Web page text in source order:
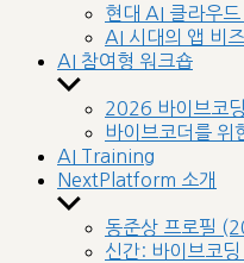
현대 AI 클라우드
AI 시대의 앱 비
AI 참여형 워크숍
Show
sub
menu
2026 바이브코
바이브코더를 위
AI Training
NextPlatform 소개
Show
sub
menu
동준상 프로필
신간: 바이브코딩